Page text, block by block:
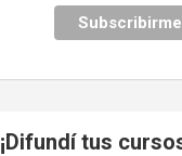
¡Difundí tus